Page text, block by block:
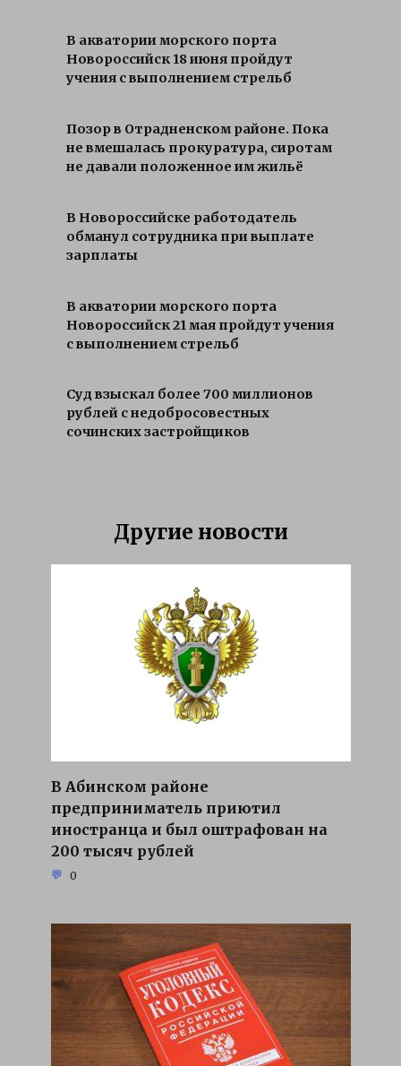
В акватории морского порта
Новороссийск 18 июня пройдут
учения с выполнением стрельб
Позор в Отрадненском районе. Пока
не вмешалась прокуратура, сиротам
не давали положенное им жильё
В Новороссийске работодатель
обманул сотрудника при выплате
зарплаты
В акватории морского порта
Новороссийск 21 мая пройдут учения
с выполнением стрельб
Суд взыскал более 700 миллионов
рублей с недобросовестных
сочинских застройщиков
Другие новости
В Абинском районе
предприниматель приютил
иностранца и был оштрафован на
200 тысяч рублей
0